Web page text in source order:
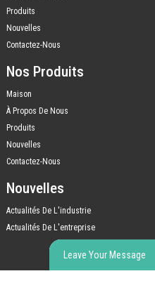
Produits
Nouvelles
Contactez-Nous
Nos Produits
Maison
À Propos De Nous
Produits
Nouvelles
Contactez-Nous
Nouvelles
Actualités De L'industrie
Actualités De L'entreprise
Leave Your Message